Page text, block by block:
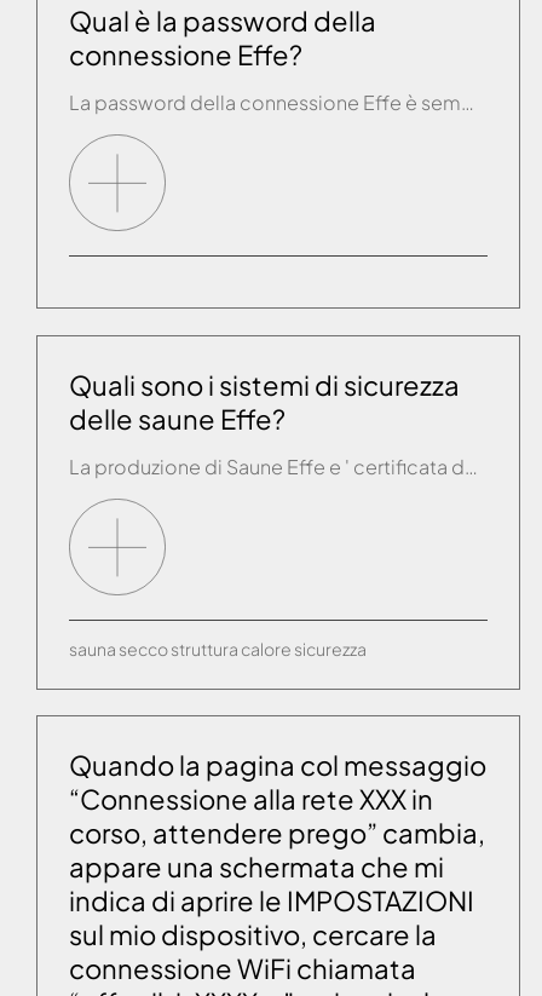
Qual è la password della
connessione Effe?
La password della connessione Effe è sempre indicata nel nome stesso della connessione. La connessione chiamata “effegibi-XXXX….” ha come password “XXXX….”.
Quali sono i sistemi di sicurezza
delle saune Effe?
La produzione di Saune Effe e ' certificata da IMQ, il più importante ente certificatore italiano, leader europeo nell'attività di valutazione della conformità nei settori elettrico ed elettronico. Ciascuna sauna viene preventivamente collaudata in azienda con sofisticati sistemi di verifica sugli impianti elettrici. In ogni modello sono applicate n. 2 sonde di rilevamento temperatura. La […]
sauna seccostruttura calore sicurezza
Quando la pagina col messaggio
“Connessione alla rete XXX in
corso, attendere prego” cambia,
appare una schermata che mi
indica di aprire le IMPOSTAZIONI
sul mio dispositivo, cercare la
connessione WiFi chiamata